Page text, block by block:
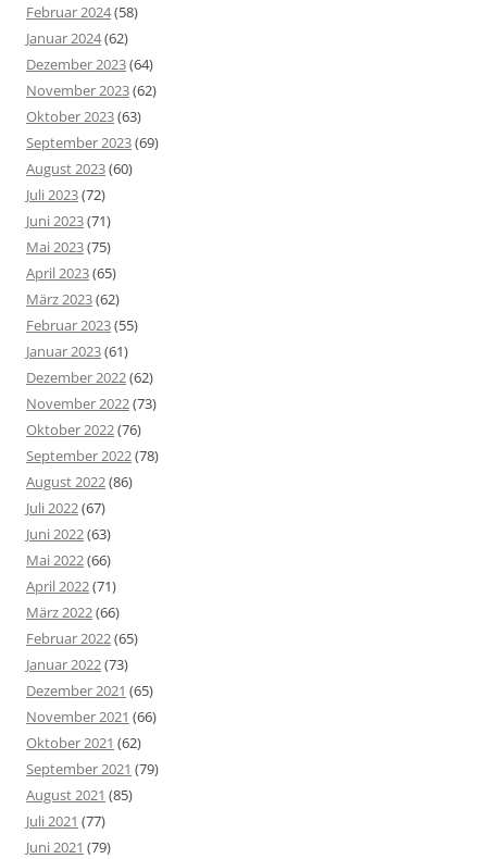
Februar 2024(58)
Januar 2024(62)
Dezember 2023(64)
November 2023(62)
Oktober 2023(63)
September 2023(69)
August 2023(60)
Juli 2023(72)
Juni 2023(71)
Mai 2023(75)
April 2023(65)
März 2023(62)
Februar 2023(55)
Januar 2023(61)
Dezember 2022(62)
November 2022(73)
Oktober 2022(76)
September 2022(78)
August 2022(86)
Juli 2022(67)
Juni 2022(63)
Mai 2022(66)
April 2022(71)
März 2022(66)
Februar 2022(65)
Januar 2022(73)
Dezember 2021 (65)
November 2021 (66)
Oktober 2021 (62)
September 2021 (79)
August 2021 (85)
Juli 2021 (77)
Juni 2021 (79)